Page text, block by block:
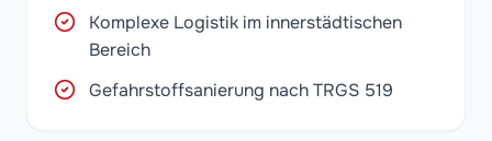
Komplexe Logistik im innerstädtischen
Bereich
Gefahrstoffsanierung nach TRGS 519